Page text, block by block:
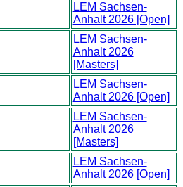
LEM Sachsen-
Anhalt 2026 [Open]
LEM Sachsen-
Anhalt 2026
[Masters]
LEM Sachsen-
Anhalt 2026 [Open]
LEM Sachsen-
Anhalt 2026
[Masters]
LEM Sachsen-
Anhalt 2026 [Open]